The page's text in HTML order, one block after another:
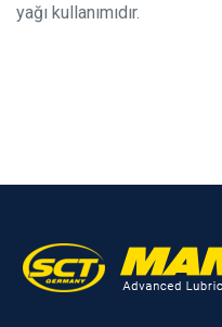
yağı kullanımıdır.